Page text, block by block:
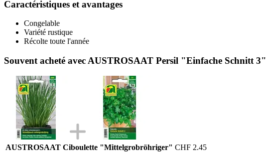
Caractéristiques et avantages
Congelable
Variété rustique
Récolte toute l'année
Souvent acheté avec AUSTROSAAT Persil "Einfache Schnitt 3"
AUSTROSAAT Ciboulette "Mittelgrobröhriger" CHF 2.45